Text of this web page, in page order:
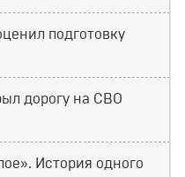
подготовку
дорогу на СВО
История одного